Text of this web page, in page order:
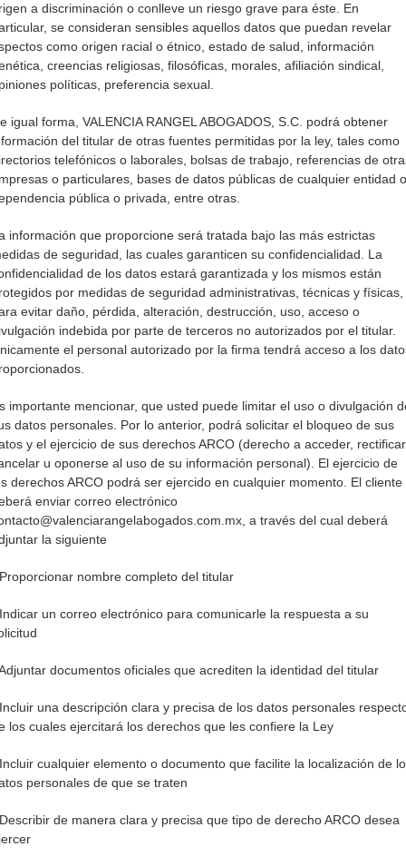
a discriminación o conlleve un riesgo grave para éste. En
se consideran sensibles aquellos datos que puedan revelar
como origen racial o étnico, estado de salud, información
creencias religiosas, filosóficas, morales, afiliación sindical,
políticas, preferencia sexual.
igual forma, VALENCIA RANGEL ABOGADOS, S.C. podrá obtener
del titular de otras fuentes permitidas por la ley, tales como
telefónicos o laborales, bolsas de trabajo, referencias de
o particulares, bases de datos públicas de cualquier entidad o
pública o privada, entre otras.
información que proporcione será tratada bajo las más estrictas
de seguridad, las cuales garanticen su confidencialidad. La
de los datos estará garantizada y los mismos están
por medidas de seguridad administrativas, técnicas y físicas,
evitar daño, pérdida, alteración, destrucción, uso, acceso o
indebida por parte de terceros no autorizados por el titular.
el personal autorizado por la firma tendrá acceso a los
importante mencionar, que usted puede limitar el uso o divulgación
datos personales. Por lo anterior, podrá solicitar el bloqueo de sus
y el ejercicio de sus derechos ARCO (derecho a acceder,
u oponerse al uso de su información personal). El ejercicio de
derechos ARCO podrá ser ejercido en cualquier momento. El cliente
enviar correo electrónico
a través del cual deberá
la siguiente
nombre completo del titular
un correo electrónico para comunicarle la respuesta a su
documentos oficiales que acrediten la identidad del titular
una descripción clara y precisa de los datos personales
los cuales ejercitará los derechos que les confiere la Ley
cualquier elemento o documento que facilite la localización de
personales de que se traten
de manera clara y precisa que tipo de derecho ARCO desea